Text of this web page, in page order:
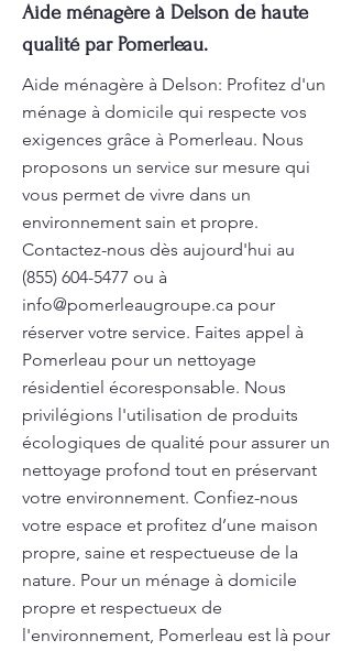
Aide ménagère à Delson de haute
qualité par Pomerleau.
Aide ménagère à Delson: Profitez d'un
ménage à domicile qui respecte vos
exigences grâce à Pomerleau. Nous
proposons un service sur mesure qui
vous permet de vivre dans un
environnement sain et propre.
Contactez-nous dès aujourd'hui au
(855) 604-5477 ou à
info@pomerleaugroupe.ca pour
réserver votre service. Faites appel à
Pomerleau pour un nettoyage
résidentiel écoresponsable. Nous
privilégions l'utilisation de produits
écologiques de qualité pour assurer un
nettoyage profond tout en préservant
votre environnement. Confiez-nous
votre espace et profitez d’une maison
propre, saine et respectueuse de la
nature. Pour un ménage à domicile
propre et respectueux de
l'environnement, Pomerleau est là pour